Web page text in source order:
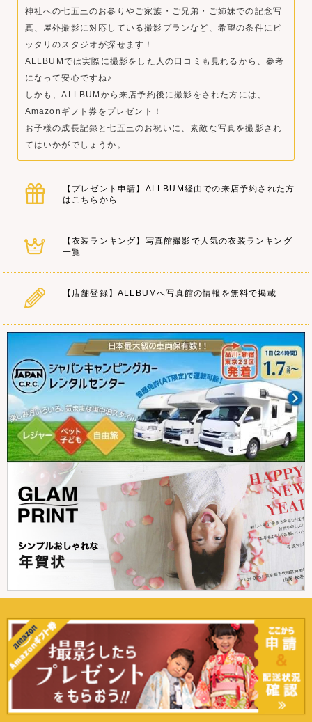
神社への七五三のお参りやご家族・ご兄弟・ご姉妹での記念写
真、屋外撮影に対応している撮影プランなど、希望の条件にピ
ッタリのスタジオが探せます！
ALLBUMでは実際に撮影をした人の口コミも見れるから、参考
になって安心ですね♪
しかも、ALLBUMから来店予約後に撮影をされた方には、
Amazonギフト券をプレゼント！
お子様の成長記録と七五三のお祝いに、素敵な写真を撮影され
てはいかがでしょうか。
【プレゼント申請】ALLBUM経由での来店予約された方
はこちらから
【衣装ランキング】写真館撮影で人気の衣装ランキング
一覧
【店舗登録】ALLBUMへ写真館の情報を無料で掲載